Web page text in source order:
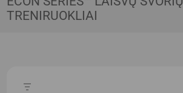
B2B PLATFORMA
TRENIRUOKLIAI